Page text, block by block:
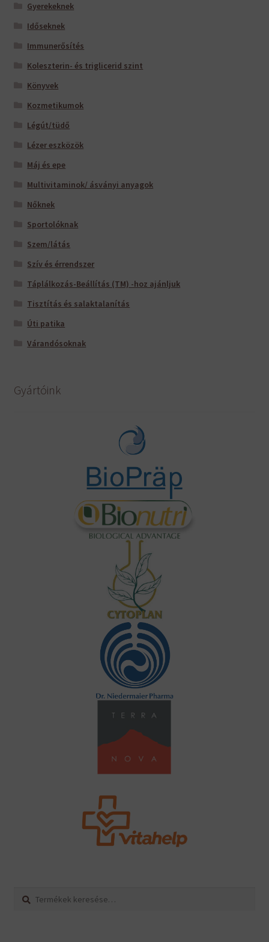
Gyerekeknek
Időseknek
Immunerősítés
Koleszterin- és triglicerid szint
Könyvek
Kozmetikumok
Légút/tüdő
Lézer eszközök
Máj és epe
Multivitaminok/ ásványi anyagok
Nőknek
Sportolóknak
Szem/látás
Szív és érrendszer
Táplálkozás-Beállítás (TM) -hoz ajánljuk
Tisztítás és salaktalanítás
Úti patika
Várandósoknak
Gyártóink
Keresés
Keresés